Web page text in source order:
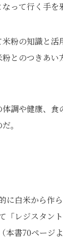
って行く手を
米粉の知識と
とのつきあ
調や健康、
。
に白米から作
「レジスタン
本書70ページよ